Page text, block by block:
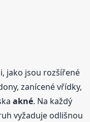
jako jsou rozšířené
zanícené vřídky,
akné. Na každý
vyžaduje odlišnou